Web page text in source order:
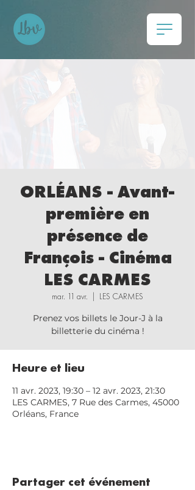
ORLÉANS - Avant-
première en
présence de
François - Cinéma
LES CARMES
mar. 11 avr.
  |
LES CARMES
Prenez vos billets le Jour-J à la
billetterie du cinéma !
Heure et lieu
11 avr. 2023, 19:30 – 12 avr. 2023, 21:30
LES CARMES, 7 Rue des Carmes, 45000
Orléans, France
Partager cet événement